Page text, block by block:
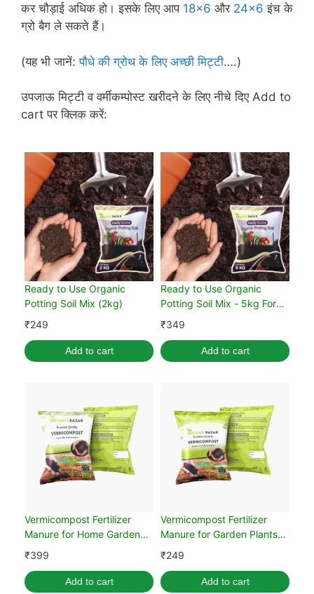
कर चौड़ाई अधिक हो। इसके लिए आप 18×6 और 24×6 इंच के
ग्रो बैग ले सकते हैं।
(यह भी जानें:पौधे की ग्रोथ के लिए अच्छी मिट्टी….)
उपजाऊ मिट्टी व वर्मीकम्पोस्ट खरीदने के लिए नीचे दिए Add to
cart पर क्लिक करें:
Ready to Use Organic
Potting Soil Mix (2kg)
₹249
Add to cart
Ready to Use Organic
Potting Soil Mix - 5kg For
Home Gardening
₹349
Add to cart
Vermicompost Fertilizer
Manure for Home Garden
Plants (5kg)
₹399
Add to cart
Vermicompost Fertilizer
Manure for Garden Plants
(2kg)
₹249
Add to cart